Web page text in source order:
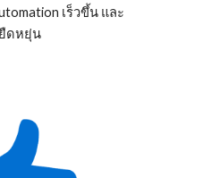
เร็วขึ้น และ
ยืดหยุ่น